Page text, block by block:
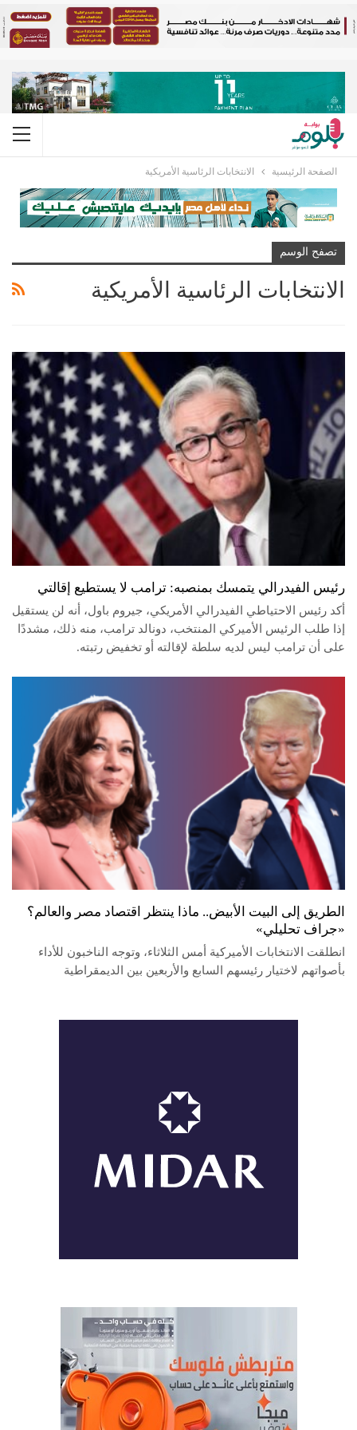
الصفحة الرئيسية الانتخابات الرئاسية الأمريكية
تصفح الوسم
الانتخابات الرئاسية الأمريكية
رئيس الفيدرالي يتمسك بمنصبه: ترامب لا يستطيع إقالتي
أكد رئيس الاحتياطي الفيدرالي الأمريكي، جيروم باول، أنه لن يستقيل
إذا طلب الرئيس الأميركي المنتخب، دونالد ترامب، منه ذلك، مشددًا
على أن ترامب ليس لديه سلطة لإقالته أو تخفيض رتبته.
الطريق إلى البيت الأبيض.. ماذا ينتظر اقتصاد مصر والعالم؟
«جراف تحليلي»
انطلقت الانتخابات الأميركية أمس الثلاثاء، وتوجه الناخبون للأداء
بأصواتهم لاختيار رئيسهم السابع والأربعين بين الديمقراطية